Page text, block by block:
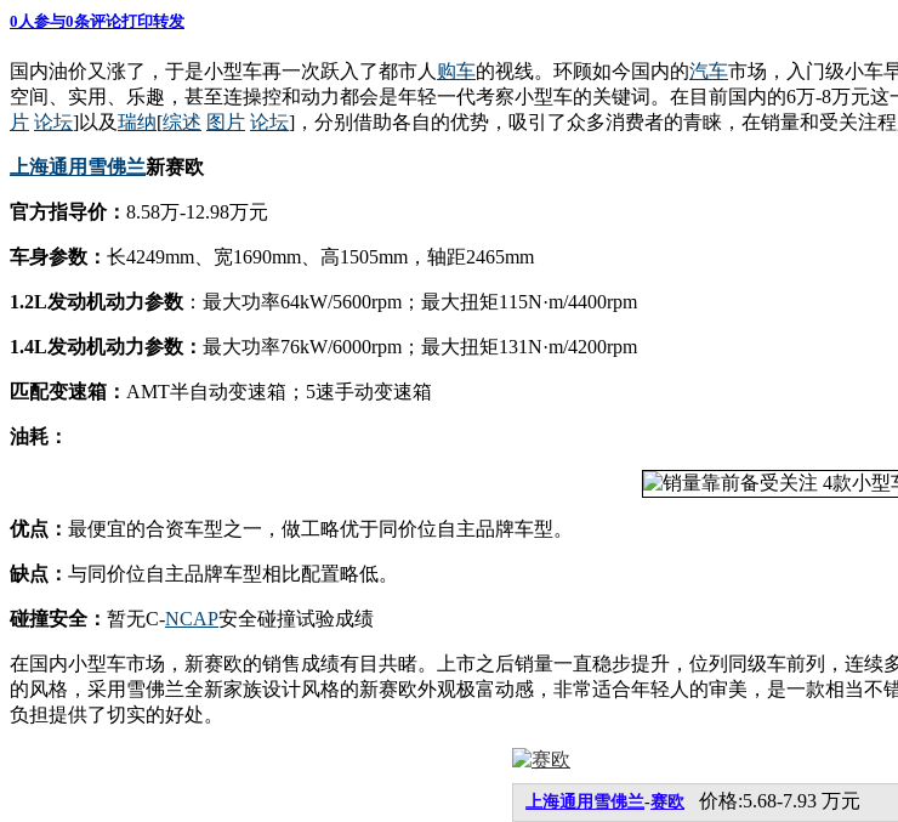
0 人参与0条评论打印转发
国内油价又涨了，于是小型车再一次跃入了都市人 购车的视线。环顾如今国内的汽车市场，入门级小车
空间、实用、乐趣，甚至连操控和动力都会是年轻一代考察小型车的关键词。在目前国内的6万-8万元
片 论坛]以及瑞纳[综述 图片 论坛]，分别借助各自的优势，吸引了众多消费者的青睐，在销量和受关注
上海通用 雪佛兰新赛欧
官方指导价： 8.58万-12.98万元
车身参数： 长4249mm、宽1690mm、高1505mm，轴距2465mm
1.2L发动机动力参数 ：最大功率64kW/5600rpm；最大扭矩115N·m/4400rpm
1.4L发动机动力参数： 最大功率76kW/6000rpm；最大扭矩131N·m/4200rpm
匹配变速箱： AMT半自动变速箱；5速手动变速箱
油耗：
优点： 最便宜的合资车型之一，做工略优于同价位自主品牌车型。
缺点： 与同价位自主品牌车型相比配置略低。
碰撞安全： 暂无C-NCAP安全碰撞试验成绩
在国内小型车市场，新赛欧的销售成绩有目共睹。上市之后销量一直稳步提升，位列同级车前列，连
的风格，采用雪佛兰全新家族设计风格的新赛欧外观极富动感，非常适合年轻人的审美，是一款相当
负担提供了切实的好处。
上海通用雪佛兰-赛欧 价格:5.68-7.93 万元